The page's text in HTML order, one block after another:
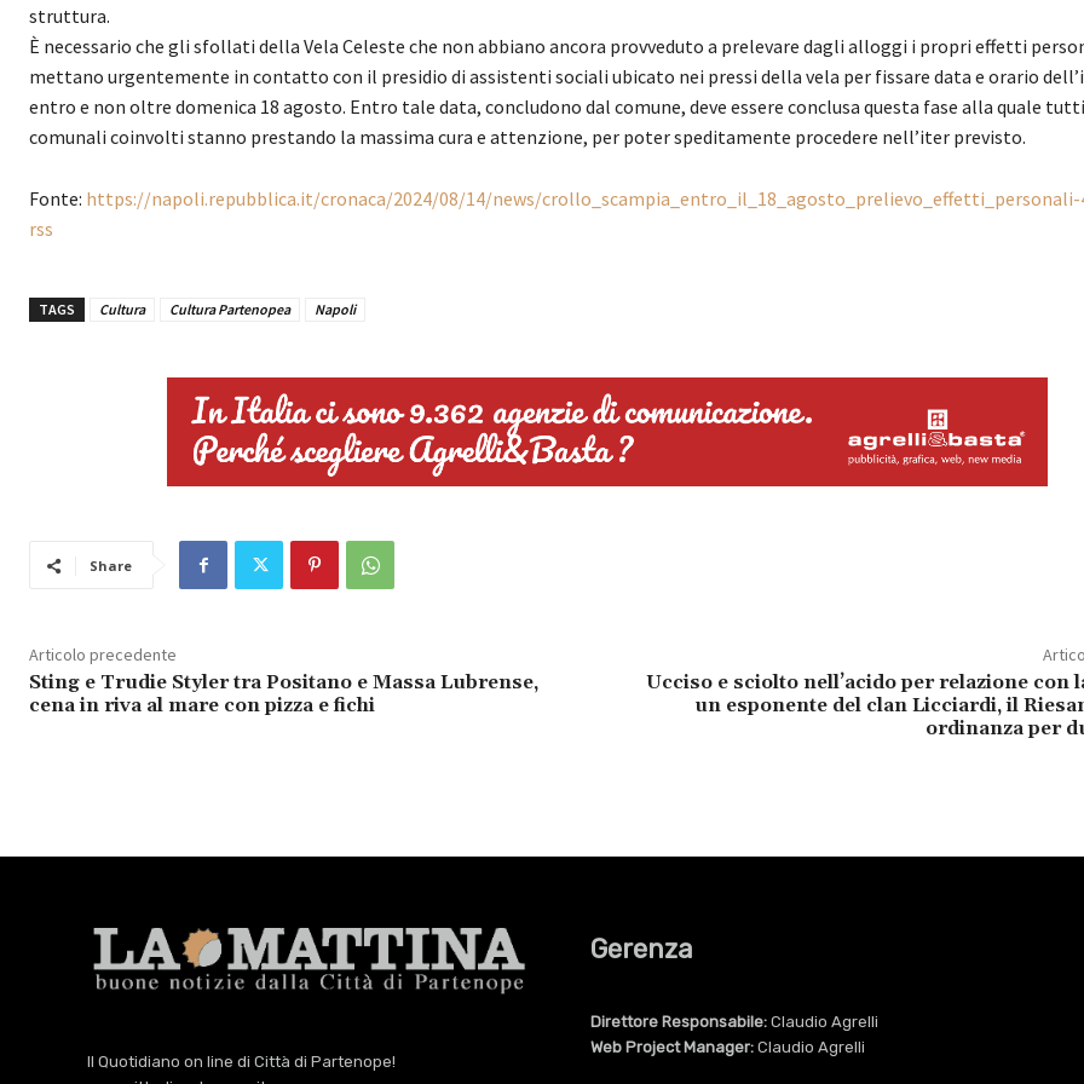
struttura.
È necessario che gli sfollati della Vela Celeste che non abbiano ancora provveduto a prelevare dagli alloggi i propri effetti
mettano urgentemente in contatto con il presidio di assistenti sociali ubicato nei pressi della vela per fissare data e orario
entro e non oltre domenica 18 agosto. Entro tale data, concludono dal comune, deve essere conclusa questa fase alla quale
comunali coinvolti stanno prestando la massima cura e attenzione, per poter speditamente procedere nell’iter previsto.
Fonte: https://napoli.repubblica.it/cronaca/2024/08/14/news/crollo_scampia_entro_il_18_agosto_prelievo_effetti_personali-
rss
TAGS Cultura Cultura Partenopea Napoli
Share
Articolo precedente
Sting e Trudie Styler tra Positano e Massa Lubrense,
cena in riva al mare con pizza e fichi
Ucciso e sciolto nell’acido per relazione con
un esponente del clan Licciardi, il
ordinanza per
Il Quotidiano on line di Città di Partenope!
Gerenza
Direttore Responsabile: Claudio Agrelli
Web Project Manager: Claudio Agrelli